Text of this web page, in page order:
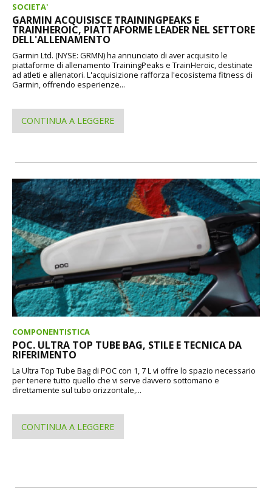
SOCIETA'
GARMIN ACQUISISCE TRAININGPEAKS E
TRAINHEROIC, PIATTAFORME LEADER NEL SETTORE
DELL'ALLENAMENTO
Garmin Ltd. (NYSE: GRMN) ha annunciato di aver acquisito le
piattaforme di allenamento TrainingPeaks e TrainHeroic, destinate
ad atleti e allenatori. L'acquisizione rafforza l'ecosistema fitness di
Garmin, offrendo esperienze...
CONTINUA A LEGGERE
COMPONENTISTICA
POC. ULTRA TOP TUBE BAG, STILE E TECNICA DA
RIFERIMENTO
La Ultra Top Tube Bag di POC con 1, 7 L vi offre lo spazio necessario
per tenere tutto quello che vi serve davvero sottomano e
direttamente sul tubo orizzontale,...
CONTINUA A LEGGERE